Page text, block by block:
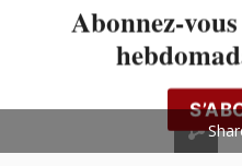
Abonnez-